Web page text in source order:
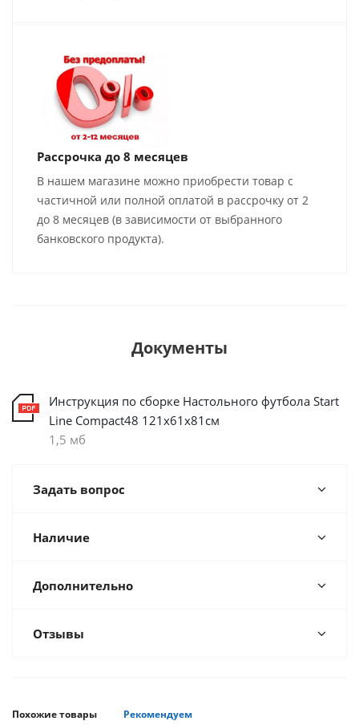
Рассрочка до 8 месяцев
В нашем магазине можно приобрести товар с
частичной или полной оплатой в рассрочку от 2
до 8 месяцев (в зависимости от выбранного
банковского продукта).
Документы
Инструкция по сборке Настольного футбола Start
Line Compact48 121х61х81см
1,5 мб
Задать вопрос
Наличие
Дополнительно
Отзывы
Похожие товары Рекомендуем